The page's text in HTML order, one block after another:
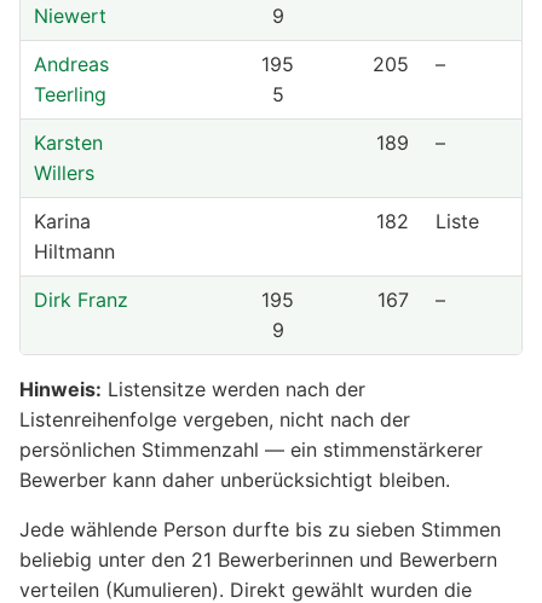
Niewert
9
Andreas
Teerling
195
5
205 –
Karsten
Willers
189 –
Karina
Hiltmann
182 Liste
Dirk Franz
195
9
167 –
Hinweis: Listensitze werden nach der
Listenreihenfolge vergeben, nicht nach der
persönlichen Stimmenzahl — ein stimmenstärkerer
Bewerber kann daher unberücksichtigt bleiben.
Jede wählende Person durfte bis zu sieben Stimmen
beliebig unter den 21 Bewerberinnen und Bewerbern
verteilen (Kumulieren). Direkt gewählt wurden die